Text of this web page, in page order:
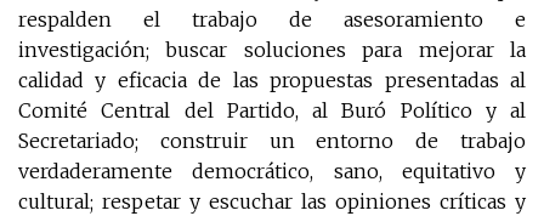
respalden el trabajo de asesoramiento e
investigación; buscar soluciones para mejorar la
calidad y eficacia de las propuestas presentadas al
Comité Central del Partido, al Buró Político y al
Secretariado; construir un entorno de trabajo
verdaderamente democrático, sano, equitativo y
cultural; respetar y escuchar las opiniones críticas y